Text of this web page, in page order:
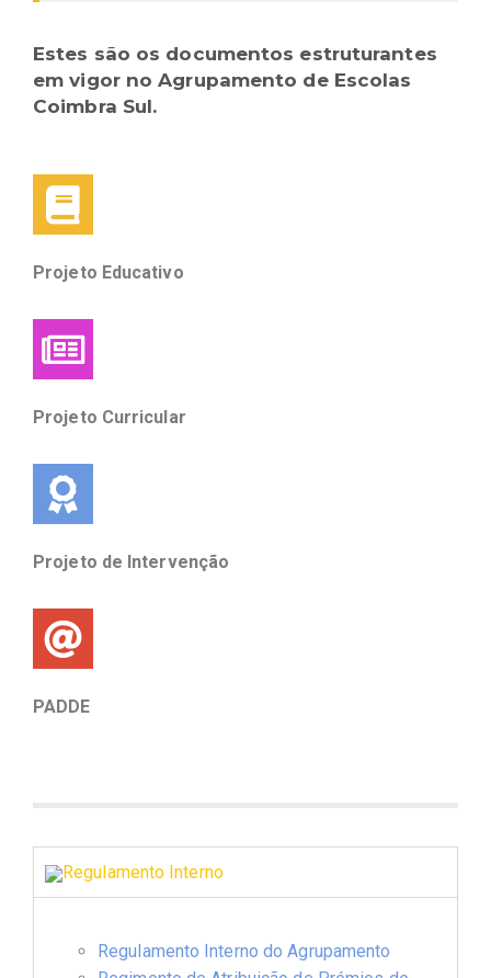
Estes são os documentos estruturantes
em vigor no Agrupamento de Escolas
Coimbra Sul.
Projeto Educativo
Projeto Curricular
Projeto de Intervenção
PADDE
Regulamento Interno
Regulamento Interno do Agrupamento